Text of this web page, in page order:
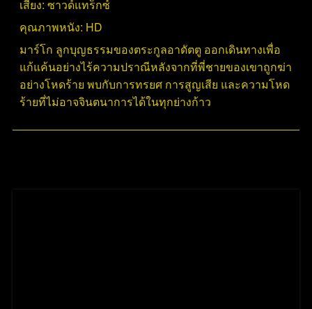
เสียง: ซาวด์แทร็กซ์
คุณภาพหนัง: HD
มาร์โก ลูกบุญธรรมของตระกูลอาดัตตู ออกเดินทางเพื่อ
แก้แค้นอย่างไร้ความปราณีหลังจากที่พี่ชายของเขาถูกฆ่า
อย่างโหดร้าย พบกับการทรยศ การสูญเสีย และความโหด
ร้ายที่ไม่อาจจินตนาการได้ในทุกย่างก้าว